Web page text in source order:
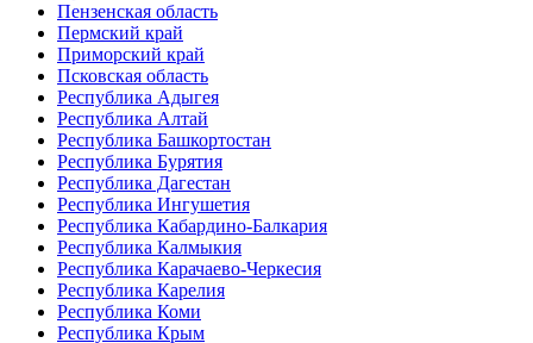
Пензенская область
Пермский край
Приморский край
Псковская область
Республика Адыгея
Республика Алтай
Республика Башкортостан
Республика Бурятия
Республика Дагестан
Республика Ингушетия
Республика Кабардино-Балкария
Республика Калмыкия
Республика Карачаево-Черкесия
Республика Карелия
Республика Коми
Республика Крым